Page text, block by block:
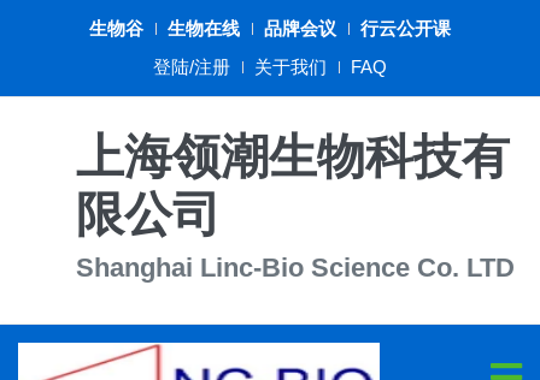
生物谷 生物在线 品牌会议
行云公开课
登陆/注册
关于我们 FAQ
上海领潮生物科技有
限公司
Shanghai Linc-Bio Science Co. LTD